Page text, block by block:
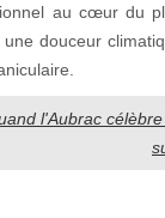
au cœur du
douceur
l'Aubrac